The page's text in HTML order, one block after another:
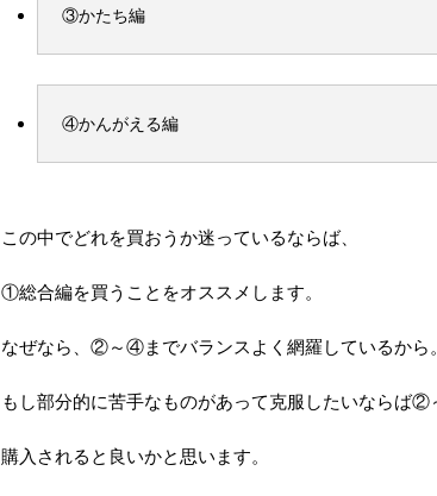
③かたち編
④かんがえる編
この中でどれを買おうか迷っているならば、
①総合編を買うことをオススメします。
なぜなら、②～④までバランスよく網羅しているから。
もし部分的に苦手なものがあって克服したいならば
購入されると良いかと思います。